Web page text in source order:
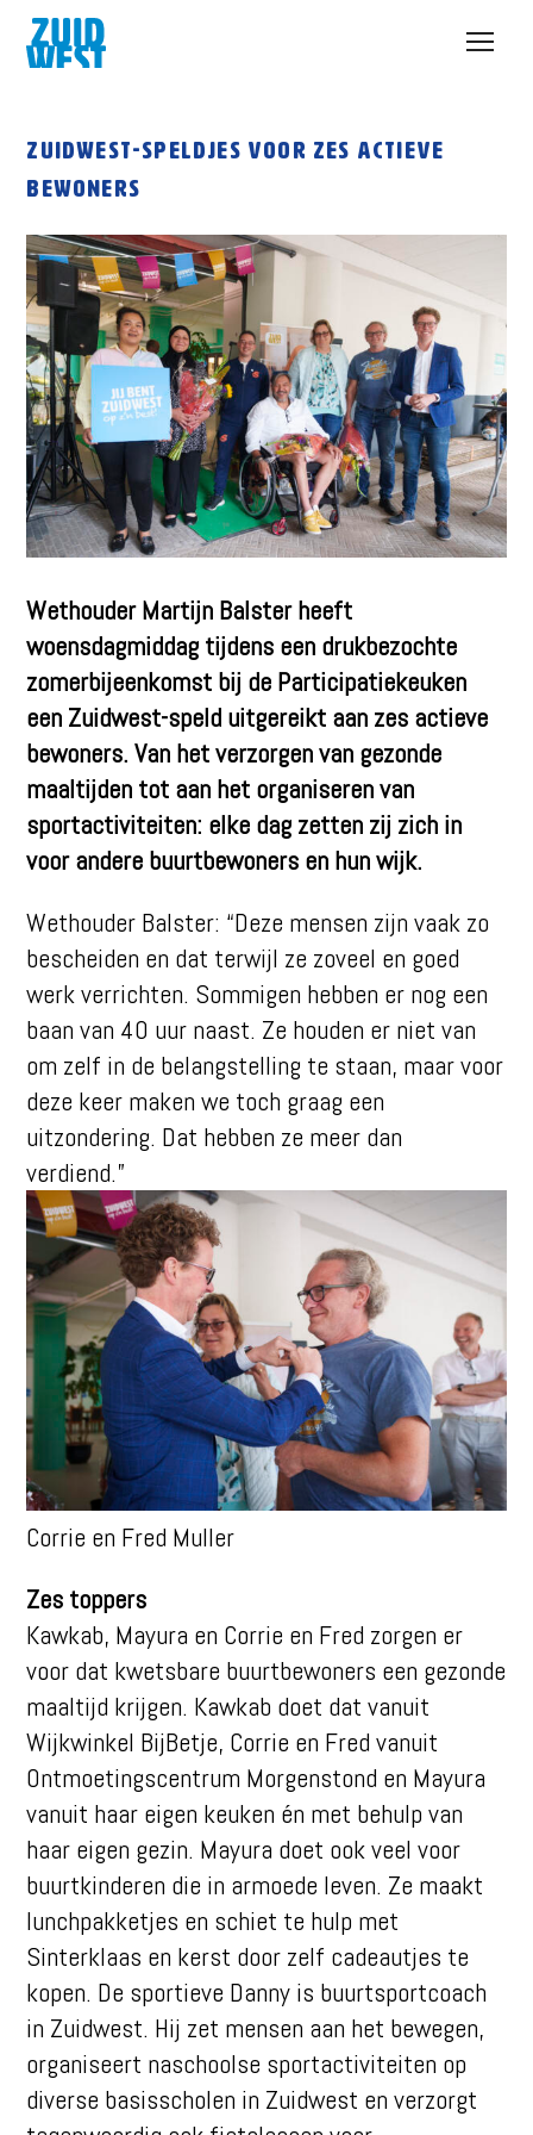
Open
Zuidwest-speldjes voor zes actieve
bewoners
Wethouder Martijn Balster heeft
woensdagmiddag tijdens een drukbezochte
zomerbijeenkomst bij de Participatiekeuken
een Zuidwest-speld uitgereikt aan zes actieve
bewoners. Van het verzorgen van gezonde
maaltijden tot aan het organiseren van
sportactiviteiten: elke dag zetten zij zich in
voor andere buurtbewoners en hun wijk.
Wethouder Balster: “Deze mensen zijn vaak zo
bescheiden en dat terwijl ze zoveel en goed
werk verrichten. Sommigen hebben er nog een
baan van 40 uur naast. Ze houden er niet van
om zelf in de belangstelling te staan, maar voor
deze keer maken we toch graag een
uitzondering. Dat hebben ze meer dan
verdiend.”
Corrie en Fred Muller
Zes toppers
Kawkab, Mayura en Corrie en Fred zorgen er
voor dat kwetsbare buurtbewoners een gezonde
maaltijd krijgen. Kawkab doet dat vanuit
Wijkwinkel BijBetje, Corrie en Fred vanuit
Ontmoetingscentrum Morgenstond en Mayura
vanuit haar eigen keuken én met behulp van
haar eigen gezin. Mayura doet ook veel voor
buurtkinderen die in armoede leven. Ze maakt
lunchpakketjes en schiet te hulp met
Sinterklaas en kerst door zelf cadeautjes te
kopen. De sportieve Danny is buurtsportcoach
in Zuidwest. Hij zet mensen aan het bewegen,
organiseert naschoolse sportactiviteiten op
diverse basisscholen in Zuidwest en verzorgt